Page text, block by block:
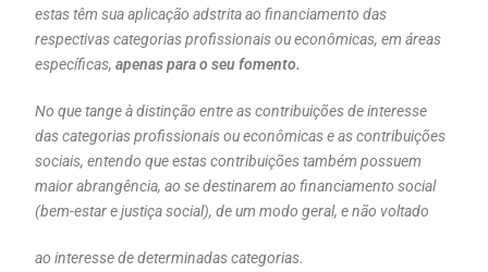
estas têm sua aplicação adstrita ao financiamento das
respectivas categorias profissionais ou econômicas, em áreas
específicas,apenas para o seu fomento.
No que tange à distinção entre as contribuições de interesse
das categorias profissionais ou econômicas e as contribuições
sociais, entendo que estas contribuições também possuem
maior abrangência, ao se destinarem ao financiamento social
(bem-estar e justiça social), de um modo geral, e não voltado
ao interesse de determinadas categorias.